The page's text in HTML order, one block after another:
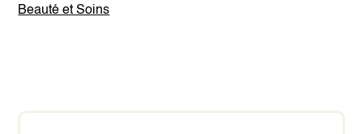
Beauté et Soins